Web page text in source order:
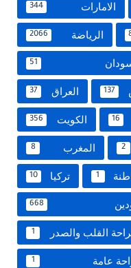
الامارات 344
الرياضة 2066
51
137 العراق 37
16 الكويت 356
2 المغرب 8
1 تركيا 10
668
القلب والصدر 1
عامة 1